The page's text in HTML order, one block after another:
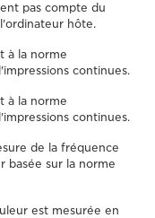
pas compte du
hôte.
à la norme
continues.
à la norme
continues.
de la fréquence
basée sur la norme
est mesurée en